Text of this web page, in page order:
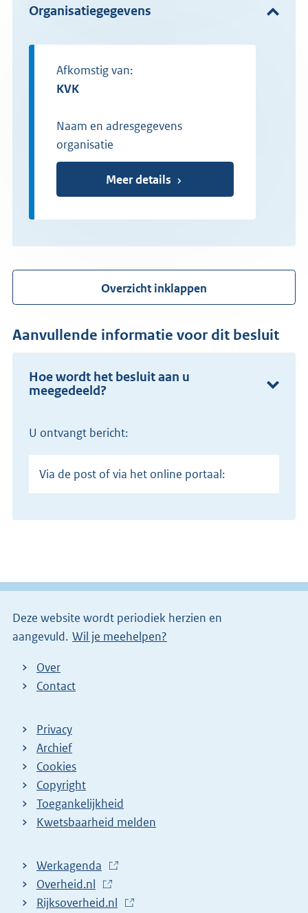
Organisatiegegevens
Afkomstig van:
KVK
Naam en adresgegevens
organisatie
Meer details
Overzicht inklappen
Aanvullende informatie voor dit besluit
Hoe wordt het besluit aan u
meegedeeld?
U ontvangt bericht:
Via de post of via het online portaal:
Deze website wordt periodiek herzien en
aangevuld. Wil je meehelpen?
Over
Contact
Privacy
Archief
Cookies
Copyright
Toegankelijkheid
Kwetsbaarheid melden
Werkagenda
E
x
Overheid.nl
E
Rijksoverheid.nl